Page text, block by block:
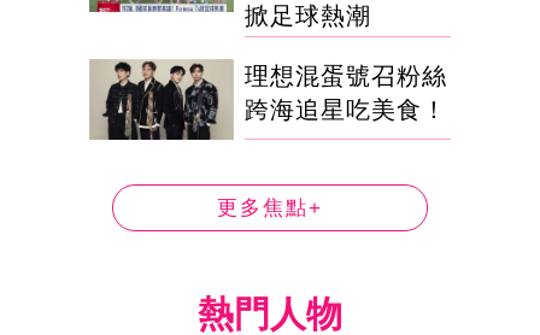
掀足球熱潮
理想混蛋號召粉絲
跨海追星吃美食！
更多焦點+
熱門人物